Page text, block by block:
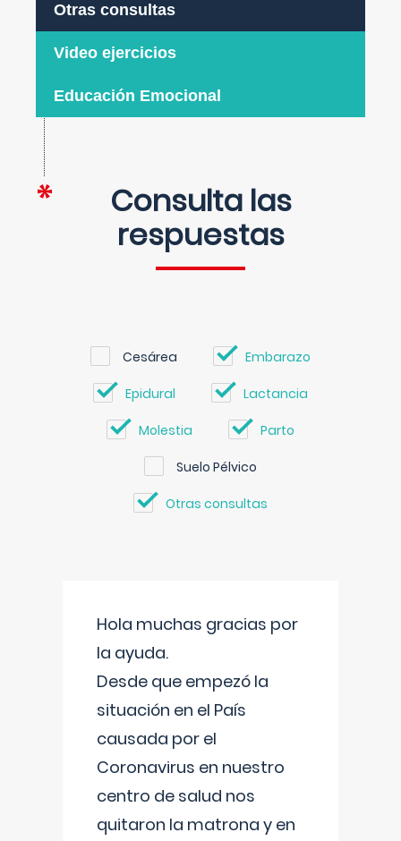
Otras consultas
Video ejercicios
Educación Emocional
Consulta las
respuestas
Cesárea Embarazo
Epidural Lactancia
Molestia Parto
Suelo Pélvico
Otras consultas
Hola muchas gracias por
la ayuda.
Desde que empezó la
situación en el País
causada por el
Coronavirus en nuestro
centro de salud nos
quitaron la matrona y en